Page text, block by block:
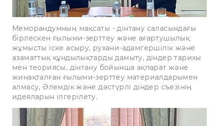
Меморандумның мақсаты - дінтану саласындағы
бірлескен ғылыми-зерттеу және ағартушылық
жұмысты іске асыру, рухани-адамгершілік және
азаматтық құндылықтарды дамыту, діндер тарихы
мен теориясы, дінтану бойынша ақпарат және
жинақталған ғылыми-зерттеу материалдарымен
алмасу, Әлемдік және дәстүрлі діндер съезінің
идеяларын ілгерілету.